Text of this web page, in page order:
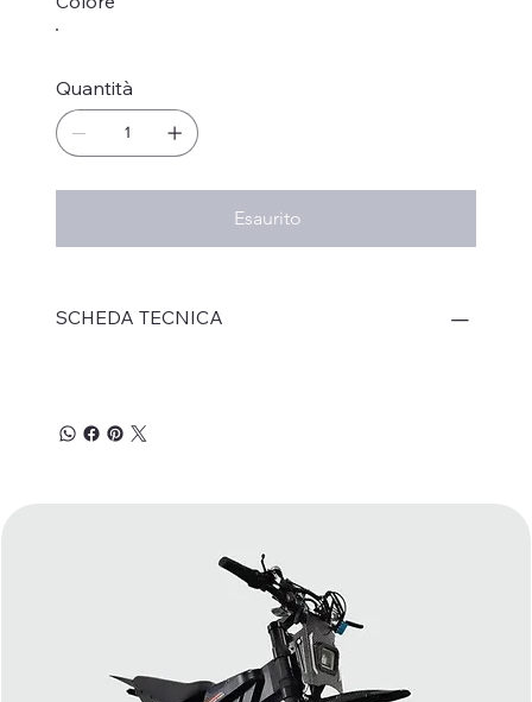
Quantità
Esaurito
SCHEDA TECNICA